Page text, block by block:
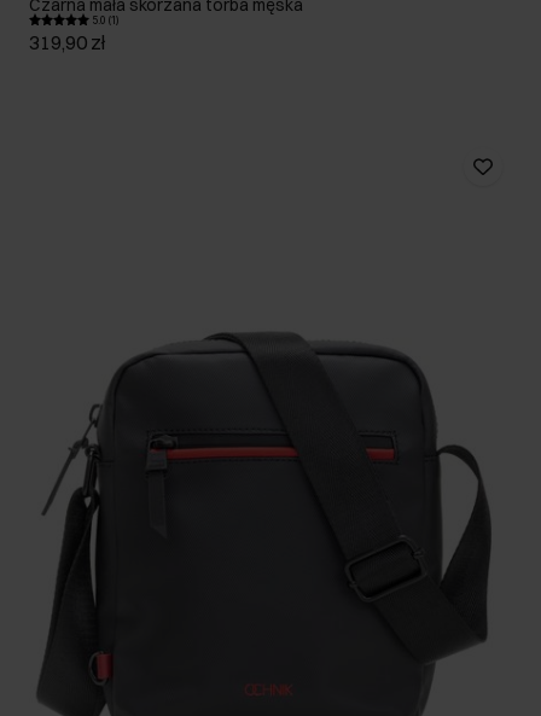
Czarna mała skórzana torba męska
5.0 (1)
319,90 zł